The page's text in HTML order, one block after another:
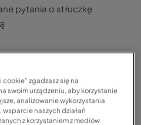
pytania o stłuczkę
za granicą zachowaj
zdarzenia i wezwij policję,
obrażeń,
zgadzasz się na
swoim urządzeniu, aby korzystanie
analizowanie wykorzystania
naszych działań
z korzystaniem z mediów